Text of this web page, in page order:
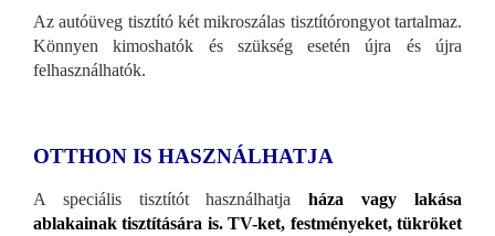
Az autóüveg tisztító két mikroszálas tisztítórongyot tartalmaz.
Könnyen kimoshatók és szükség esetén újra és újra
felhasználhatók.
OTTHON IS HASZNÁLHATJA
A speciális tisztítót használhatjaháza vagy lakása
ablakainak tisztítására is. TV-ket, festményeket, tükröket